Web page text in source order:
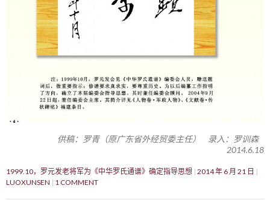
供稿：罗青（原广东省外经贸委主任） 录入：罗训森
2014.6.18
1999.10，罗元发老将军为《中华罗氏通谱》确定指导思想 2014 年 6 月 21 日
LUOXUNSEN
1 COMMENT